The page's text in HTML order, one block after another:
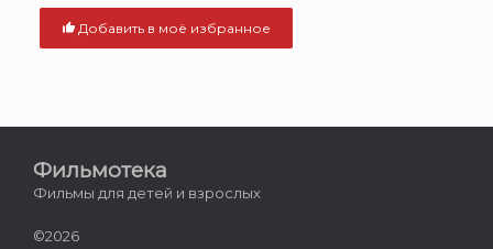
Добавить в моё избранное
Фильмотека
Фильмы для детей и взрослых
©2026